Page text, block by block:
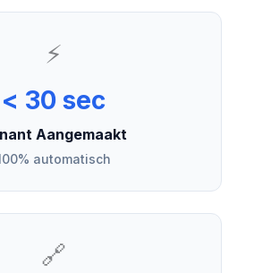
⚡
< 30 sec
Aangemaakt
automatisch
🔗